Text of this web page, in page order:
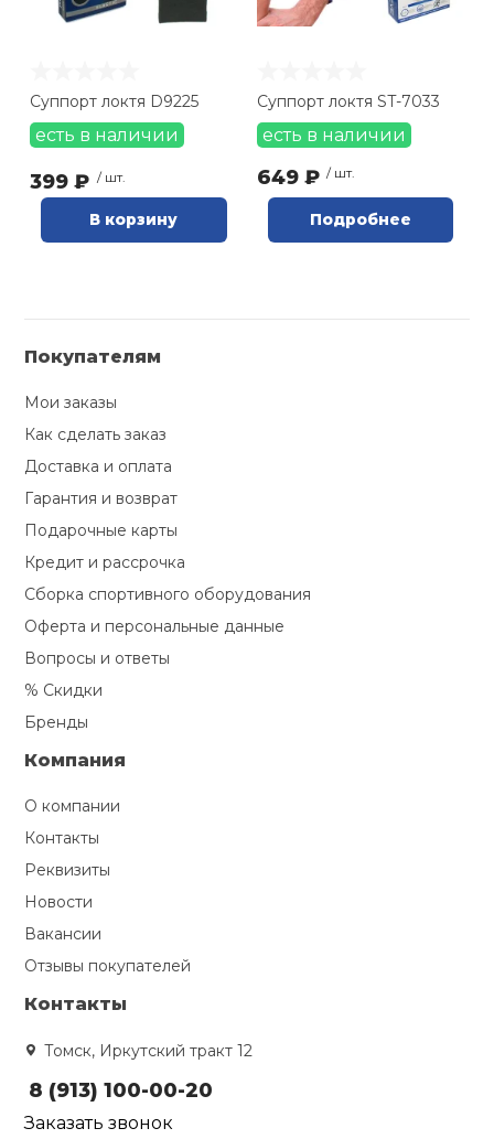
Суппорт локтя D9225
есть в наличии
399 ₽ / шт.
В корзину
Суппорт локтя ST-7033
есть в наличии
649 ₽ / шт.
Подробнее
Покупателям
Мои заказы
Как сделать заказ
Доставка и оплата
Гарантия и возврат
Подарочные карты
Кредит и рассрочка
Сборка спортивного оборудования
Оферта и персональные данные
Вопросы и ответы
% Скидки
Бренды
Компания
О компании
Контакты
Реквизиты
Новости
Вакансии
Отзывы покупателей
Контакты
Томск, Иркутский тракт 12
8 (913) 100-00-20
Заказать звонок